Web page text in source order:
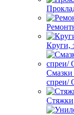
Круги,
Смазки
спреи/
Стяжки